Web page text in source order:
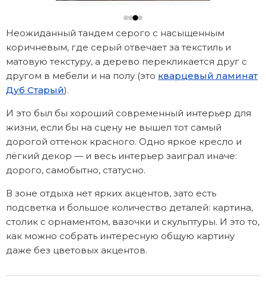
Неожиданный тандем серого с насыщенным
коричневым, где серый отвечает за текстиль и
матовую текстуру, а дерево перекликается друг с
другом в мебели и на полу (это кварцевый ламинат
Дуб Старый).
И это был бы хороший современный интерьер для
жизни, если бы на сцену не вышел тот самый
дорогой оттенок красного. Одно яркое кресло и
лёгкий декор — и весь интерьер заиграл иначе:
дорого, самобытно, статусно.
В зоне отдыха нет ярких акцентов, зато есть
подсветка и большое количество деталей: картина,
столик с орнаментом, вазочки и скульптуры. И это то,
как можно собрать интересную общую картину
даже без цветовых акцентов.